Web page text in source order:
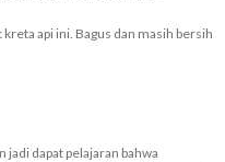
api ini. Bagus dan masih bersih
jadi dapat pelajaran bahwa